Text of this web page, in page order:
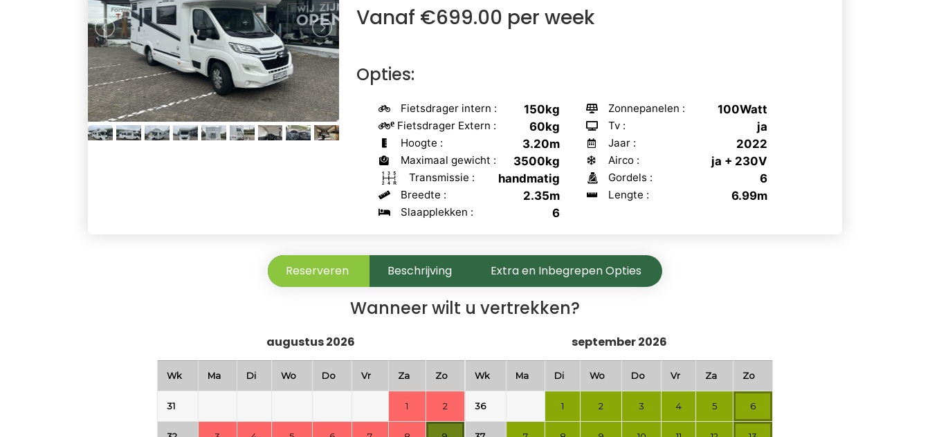
Vanaf €699.00 per week
Opties:
Fietsdrager intern : 150kg Zonnepanelen : 100Watt
Fietsdrager Extern : 60kg Tv : ja
Hoogte : 3.20m Jaar : 2022
Maximaal gewicht : 3500kg Airco : ja + 230V
Transmissie : handmatig Gordels : 6
Breedte : 2.35m Lengte : 6.99m
Slaapplekken : 6
Reserveren Beschrijving Extra en Inbegrepen Opties
Wanneer wilt u vertrekken?
augustus 2026
Wk Ma Di Wo Do Vr Za Zo
31 1 2
september 2026
Wk Ma Di Wo Do Vr Za Zo
36 1 2 3 4 5 6